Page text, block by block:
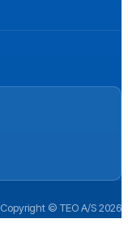
Copyright © TEO A/S 2026